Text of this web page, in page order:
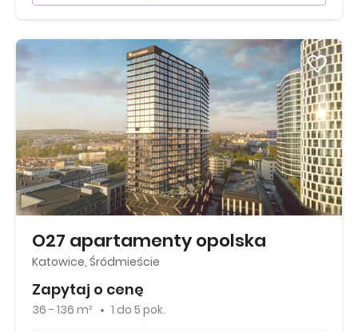
O27 apartamenty opolska
Katowice, Śródmieście
Zapytaj o cenę
36 - 136 m² 1 do 5 pok.